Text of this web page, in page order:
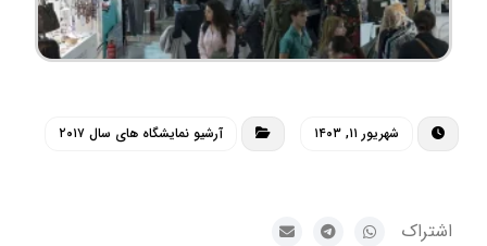
شهریور ۱۱, ۱۴۰۳ آرشیو نمایشگاه های سال ۲۰۱۷